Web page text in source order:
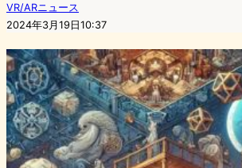
VR/ARニュース
2024年3月19日10:37